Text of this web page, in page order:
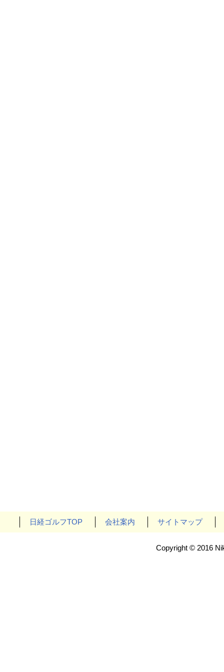
日経ゴルフTOP 会社案内 サイトマップ
Copyright © 2016